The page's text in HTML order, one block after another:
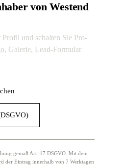
von Westend
Profil und schalten Sie Pro-
Galerie, Lead-Formular
gemäß Art. 17 DSGVO. Mit dem
der Eintrag innerhalb von 7 Werktagen